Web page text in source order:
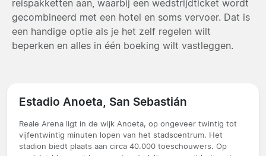
reispakketten aan, waarbij een wedstrijdticket wordt
gecombineerd met een hotel en soms vervoer. Dat is
een handige optie als je het zelf regelen wilt
beperken en alles in één boeking wilt vastleggen.
Estadio Anoeta, San Sebastián
Reale Arena ligt in de wijk Anoeta, op ongeveer twintig tot
vijfentwintig minuten lopen van het stadscentrum. Het
stadion biedt plaats aan circa 40.000 toeschouwers. Op